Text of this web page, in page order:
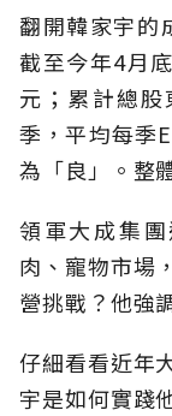
翻開韓家宇的
截至今年4月
元；累計總
季，平均每季
為「良」。整
領軍大成集
肉、寵物市場
營挑戰？他強
仔細看看近年
宇是如何實踐